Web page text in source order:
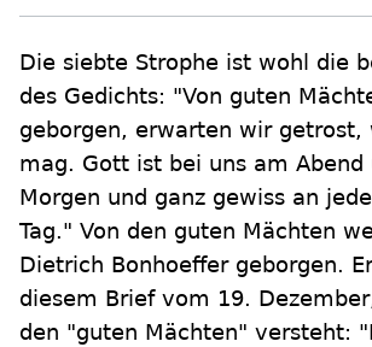
Die siebte Strophe ist wohl die
des Gedichts: "Von guten
geborgen, erwarten wir getrost,
mag. Gott ist bei uns am Abend
Morgen und ganz gewiss an
Tag." Von den guten Mächten
Dietrich Bonhoeffer geborgen.
diesem Brief vom 19.
den "guten Mächten" versteht: